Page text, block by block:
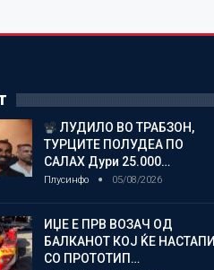
ЛУДИЛО ВО ТРАБЗОН,
ТУРЦИТЕ ПОЛУДЕА ПО
САЛАХ Дури 25.000…
Плусинфо 05/08/2026
ИЏЕ Е ПРВ ВОЗАЧ ОД
БАЛКАНОТ КОЈ ЌЕ НАСТАПИ
СО ПРОТОТИП…